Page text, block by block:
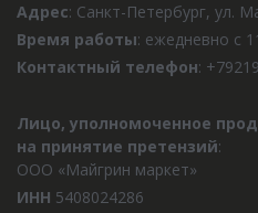
Адрес: Санкт-Петербург, ул.
Время работы: ежедневно с
Контактный телефон:
Лицо, уполномоченное
на принятие претензий:
ООО «Майгрин маркет»
ИНН 5408024286